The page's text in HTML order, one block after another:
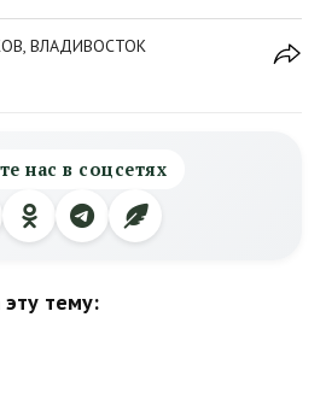
ВЛАДИВОСТОК
нас в соцсетях
тему: